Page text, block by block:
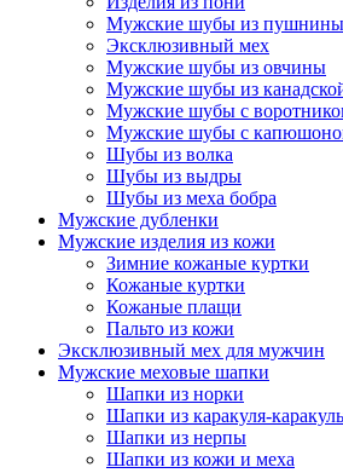
Мужские шубы из пушнины
Эксклюзивный мех
Мужские шубы из овчины
Мужские шубы из
Мужские шубы с
Мужские шубы с
Шубы из волка
Шубы из выдры
Шубы из меха бобра
Мужские дубленки
Мужские изделия из кожи
Зимние кожаные куртки
Кожаные куртки
Кожаные плащи
Пальто из кожи
Эксклюзивный мех для мужчин
Мужские меховые шапки
Шапки из норки
Шапки из каракуля-
Шапки из нерпы
Шапки из кожи и меха